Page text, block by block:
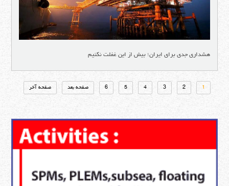
هشداری جدی برای ایران؛ بیش از این غفلت نکنیم
1
2
3
4
5
6 صفحه بعد صفحه آخر